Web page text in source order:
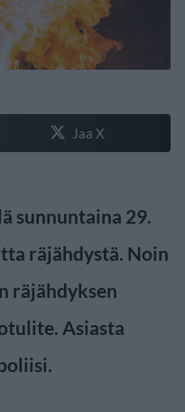
Jaa X
sunnuntaina 29.
räjähdystä. Noin
räjähdyksen
Asiasta